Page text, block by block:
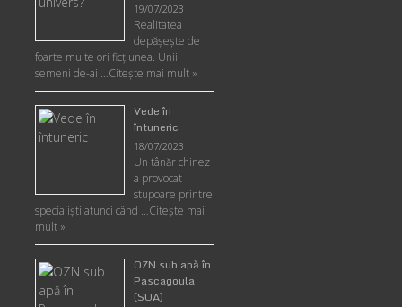
19/07/2023
Realitatea
depăşeşte de
foarte multe ori ficţiunea. Unii
semeni de-ai …Citește mai mult »
Vede în
întuneric
18/07/2023
Un tânăr chinez
a provocat
stupoare printre
specialişti atunci când …Citește mai
mult »
OZN sub apă în
Pascagoula
(SUA)